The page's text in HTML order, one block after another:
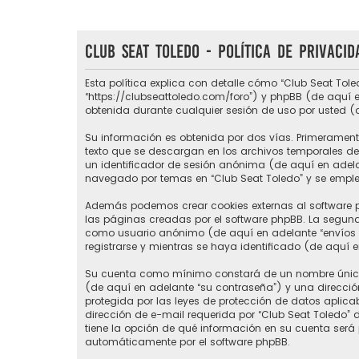
Club Seat Toledo - Política de
Esta política explica con detalle cómo “Club Seat
“https://clubseattoledo.com/foro”) y phpBB (de aquí en
obtenida durante cualquier sesión de uso por usted
Su información es obtenida por dos vías.
texto que se descargan en los archivos temporales
un identificador de sesión anónima (de aquí en
navegado por temas en “Club Seat Toledo” y se
Además podemos crear cookies externas al software
las páginas creadas por el software phpBB. La
como usuario anónimo (de aquí en adelante “envíos
registrarse y mientras se haya identificado (de aquí
Su cuenta como mínimo constará de un nombre
(de aquí en adelante “su contraseña”) y una
protegida por las leyes de protección de datos
dirección de e-mail requerida por “Club Seat
tiene la opción de qué información en su cuenta
automáticamente por el software phpBB.